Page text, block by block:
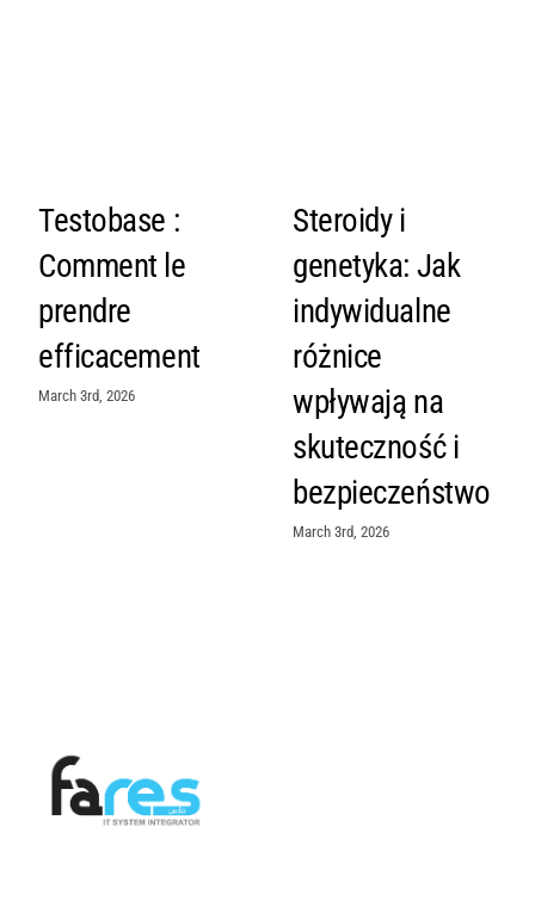
Testobase :
Comment le
prendre
efficacement
March 3rd, 2026
Steroidy i
genetyka: Jak
indywidualne
różnice
wpływają na
skuteczność i
bezpieczeństwo
March 3rd, 2026